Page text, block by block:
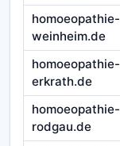
homoeopathie-
weinheim.de
homoeopathie-
erkrath.de
homoeopathie-
rodgau.de